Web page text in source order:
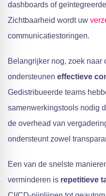
dashboards of
Zichtbaarheid wordt uw
communicatiestoringen.
Belangrijker nog, zoek
ondersteunen effectieve
Gedistribueerde teams
samenwerkingstools nodig
de overhead van
ondersteunt zowel
Een van de snelste
verminderen is repetitieve